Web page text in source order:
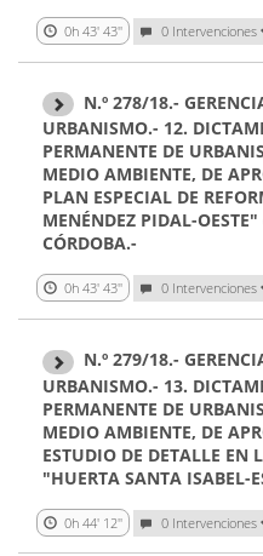
0h 43' 43'' 0 Intervenciones
N.º 278/18.-
URBANISMO.- 12.
PERMANENTE DE
MEDIO AMBIENTE, DE
PLAN ESPECIAL DE
MENÉNDEZ PIDAL-
CÓRDOBA.-
0h 43' 43'' 0 Intervenciones
N.º 279/18.-
URBANISMO.- 13.
PERMANENTE DE
MEDIO AMBIENTE, DE
ESTUDIO DE DETALLE EN
"HUERTA SANTA ISABEL-
0h 44' 12'' 0 Intervenciones